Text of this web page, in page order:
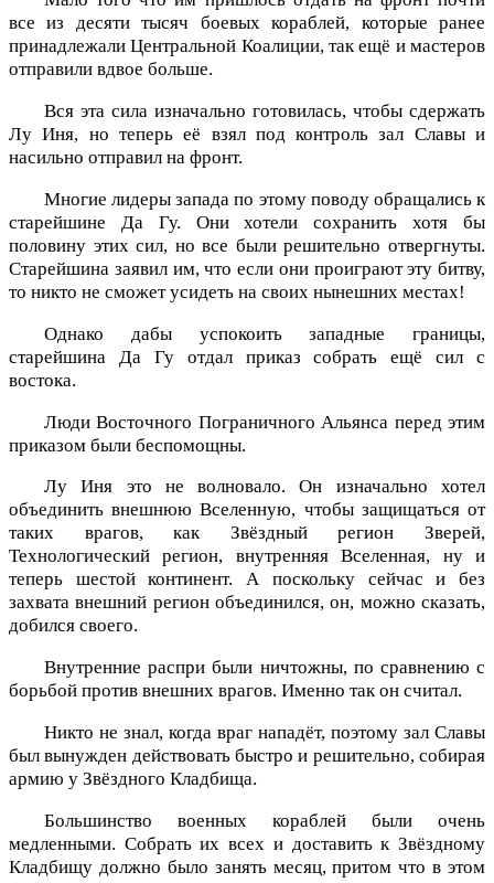
все из десяти тысяч боевых кораблей, которые ранее
принадлежали Центральной Коалиции, так ещё и мастеров
отправили вдвое больше.
Вся эта сила изначально готовилась, чтобы сдержать
Лу Иня, но теперь её взял под контроль зал Славы и
насильно отправил на фронт.
Многие лидеры запада по этому поводу обращались к
старейшине Да Гу. Они хотели сохранить хотя бы
половину этих сил, но все были решительно отвергнуты.
Старейшина заявил им, что если они проиграют эту битву,
то никто не сможет усидеть на своих нынешних местах!
Однако дабы успокоить западные границы,
старейшина Да Гу отдал приказ собрать ещё сил с
востока.
Люди Восточного Пограничного Альянса перед этим
приказом были беспомощны.
Лу Иня это не волновало. Он изначально хотел
объединить внешнюю Вселенную, чтобы защищаться от
таких врагов, как Звёздный регион Зверей,
Технологический регион, внутренняя Вселенная, ну и
теперь шестой континент. А поскольку сейчас и без
захвата внешний регион объединился, он, можно сказать,
добился своего.
Внутренние распри были ничтожны, по сравнению с
борьбой против внешних врагов. Именно так он считал.
Никто не знал, когда враг нападёт, поэтому зал Славы
был вынужден действовать быстро и решительно, собирая
армию у Звёздного Кладбища.
Большинство военных кораблей были очень
медленными. Собрать их всех и доставить к Звёздному
Кладбищу должно было занять месяц, притом что в этом